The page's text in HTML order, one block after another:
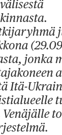
jonka
Itä-